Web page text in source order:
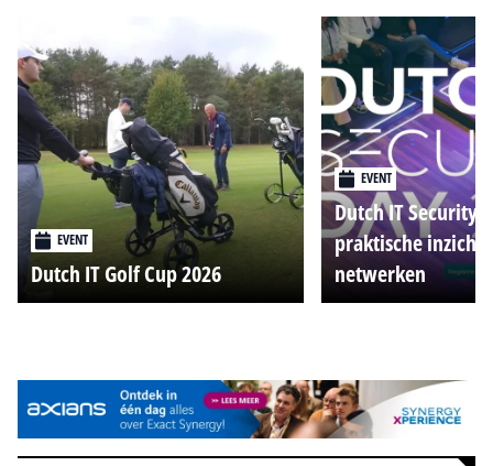
EVENT
Dutch IT Golf Cup 2026
EVENT
Dutch IT Security
praktische
netwerken